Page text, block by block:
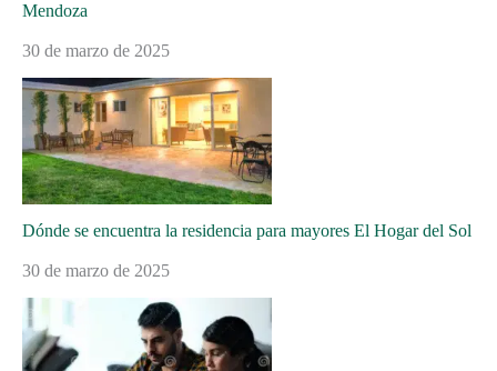
Mendoza
30 de marzo de 2025
Dónde se encuentra la residencia para mayores El Hogar del Sol
30 de marzo de 2025